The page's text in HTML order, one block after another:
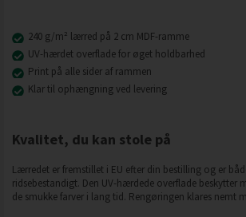
240 g/m² lærred på 2 cm MDF-ramme
UV-hærdet overflade for øget holdbarhed
Print på alle sider af rammen
Klar til ophængning ved levering
Kvalitet, du kan stole på
Lærredet er fremstillet i EU efter din bestilling og er
ridsebestandigt. Den UV-hærdede overflade beskytter
de smukke farver i lang tid. Rengøringen klares nemt